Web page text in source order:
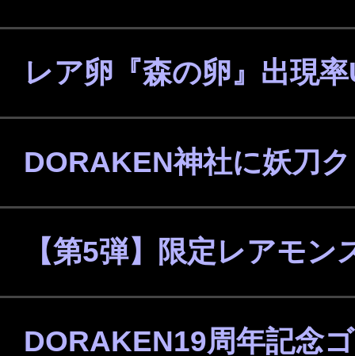
レア卵『森の卵』出現
DORAKEN神社に妖刀
【第5弾】限定レアモン
DORAKEN19周年記念